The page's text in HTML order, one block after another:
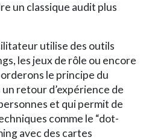
un classique audit plus
utilise des outils
les jeux de rôle ou encore
le principe du
retour d’expérience de
et qui permit de
comme le “dot-
avec des cartes